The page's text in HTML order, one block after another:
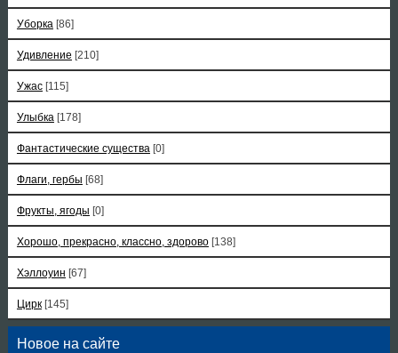
Уборка [86]
Удивление [210]
Ужас [115]
Улыбка [178]
Фантастические существа [0]
Флаги, гербы [68]
Фрукты, ягоды [0]
Хорошо, прекрасно, классно, здорово [138]
Хэллоуин [67]
Цирк [145]
Новое на сайте